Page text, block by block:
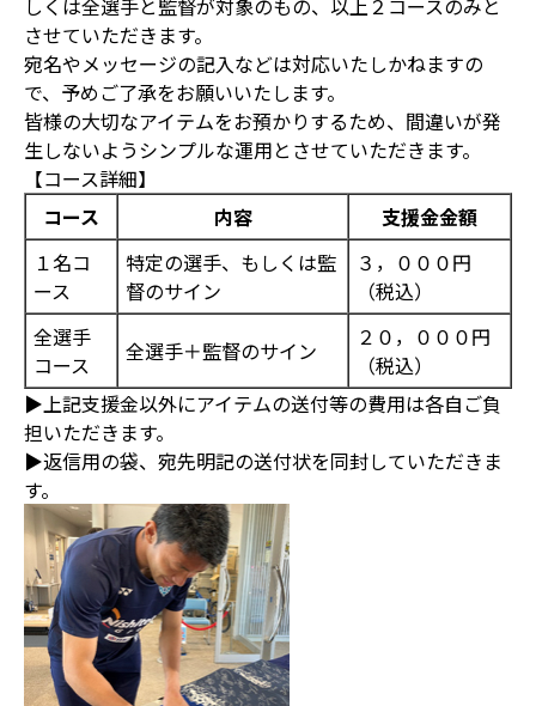
しくは全選手と監督が対象のもの、以上２コースのみと
させていただきます。
宛名やメッセージの記入などは対応いたしかねますの
で、予めご了承をお願いいたします。
皆様の大切なアイテムをお預かりするため、間違いが発
生しないようシンプルな運用とさせていただきます。
【コース詳細】
コース
内容
支援金金額
１名コ
ース
特定の選手、もしくは監
督のサイン
３，０００円
（税込）
全選手
コース
全選手＋監督のサイン
２０，０００円
（税込）
▶上記支援金以外にアイテムの送付等の費用は各自ご負
担いただきます。
▶返信用の袋、宛先明記の送付状を同封していただきま
す。